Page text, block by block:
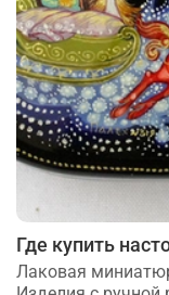
Где купить
Лаковая